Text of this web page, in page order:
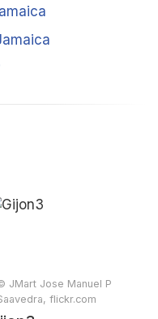
JMart Jose Manuel P
flickr.com